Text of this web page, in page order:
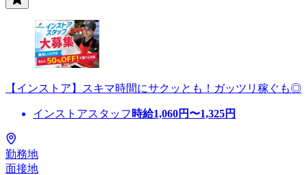
【インストア】スキマ時間にサクッとも！ガッツリ稼ぐも◎
インストアスタッフ 時給1,060円〜1,325円
勤務地
面接地